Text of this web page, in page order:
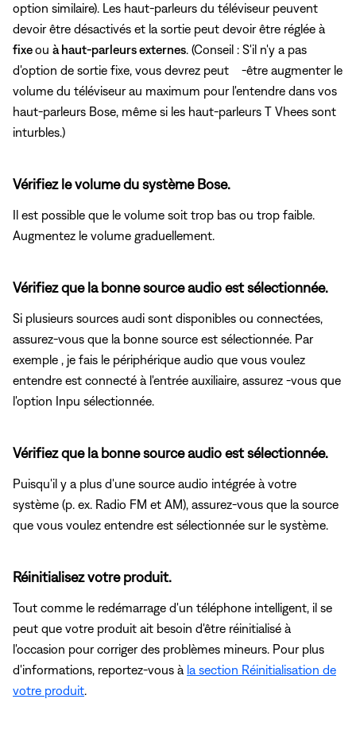
option similaire). Les haut-parleurs du téléviseur peuvent
devoir être désactivés et la sortie peut devoir être réglée à
fixeou à haut-parleurs externes. (Conseil : S'il n'y a pas
d'option de sortie fixe, vous devrez peut -être augmenter le
volume du téléviseur au maximum pour l'entendre dans vos
haut-parleurs Bose, même si les haut-parleurs T Vhees sont
inturbles.)
Vérifiez le volume du système Bose.
Il est possible que le volume soit trop bas ou trop faible.
Augmentez le volume graduellement.
Vérifiez que la bonne source audio est sélectionnée.
Si plusieurs sources audi sont disponibles ou connectées,
assurez-vous que la bonne source est sélectionnée. Par
exemple , je fais le périphérique audio que vous voulez
entendre est connecté à l'entrée auxiliaire, assurez -vous que
l'option Inpu sélectionnée.
Vérifiez que la bonne source audio est sélectionnée.
Puisqu'il y a plus d'une source audio intégrée à votre
système (p. ex. Radio FM et AM), assurez-vous que la source
que vous voulez entendre est sélectionnée sur le système.
Réinitialisez votre produit.
Tout comme le redémarrage d'un téléphone intelligent, il se
peut que votre produit ait besoin d'être réinitialisé à
l'occasion pour corriger des problèmes mineurs. Pour plus
d'informations, reportez-vous à la section Réinitialisation de
votre produit.